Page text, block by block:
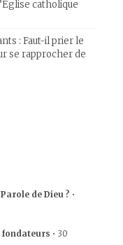
catholique
: Faut-il prier le
se rapprocher de
de Dieu ? •
fondateurs • 30